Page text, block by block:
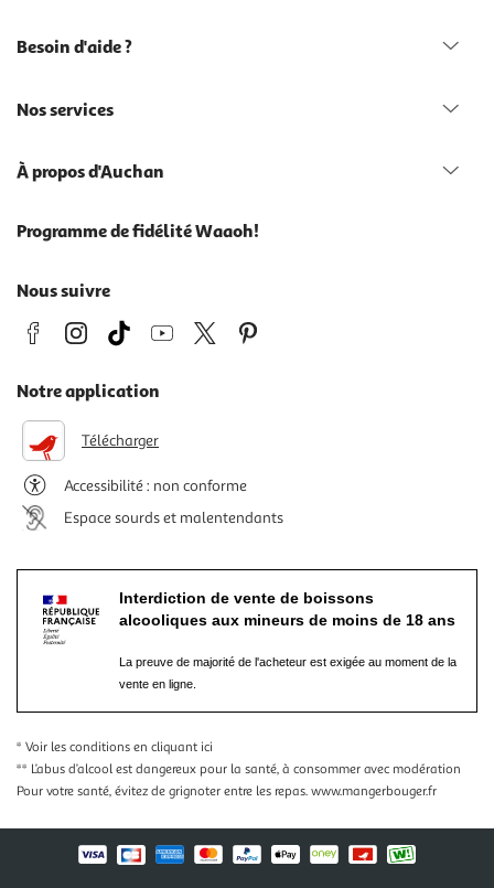
Besoin d'aide ?
Nos services
À propos d'Auchan
Programme de fidélité Waaoh!
Nous suivre
Notre application
Télécharger
Accessibilité : non conforme
Espace sourds et malentendants
Interdiction de vente de boissons
alcooliques aux mineurs de moins de 18 ans
La preuve de majorité de l'acheteur est exigée au moment de la
vente en ligne.
* Voir les conditions en cliquant ici
** L’abus d’alcool est dangereux pour la santé, à consommer avec modération
Pour votre santé, évitez de grignoter entre les repas. www.mangerbouger.fr